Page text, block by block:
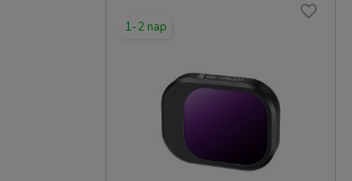
1-2 nap